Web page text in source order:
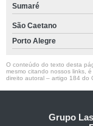
Sumaré
São Caetano
Porto Alegre
O conteúdo do texto desta
mesmo citando nossos links,
direito autoral – artigo 184 do
Grupo